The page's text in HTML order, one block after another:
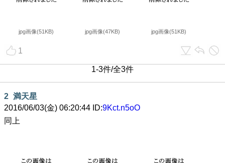
jpg画像(51KB) jpg画像(47KB) jpg画像(51KB)
1
1-3件/全3件
2 満天星
2016/06/03(金) 06:20:44 ID:9Kct.n5oO
同上